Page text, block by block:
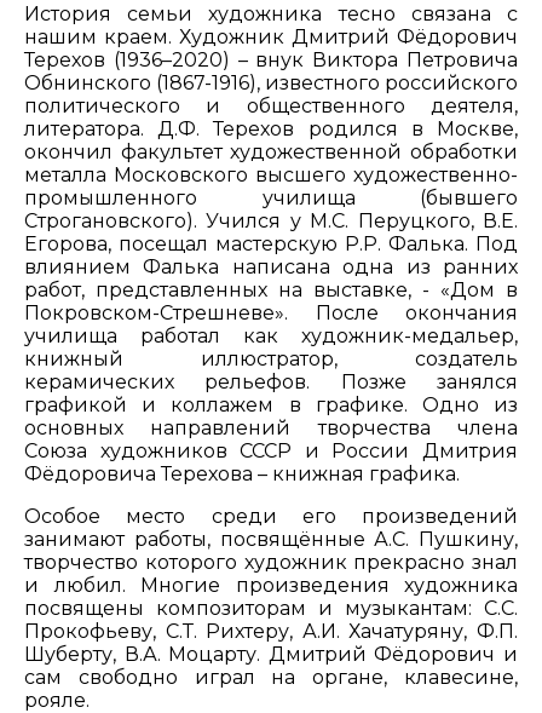
История семьи художника тесно связана с
нашим краем. Художник Дмитрий Фёдорович
Терехов (1936–2020) – внук Виктора Петровича
Обнинского (1867-1916), известного российского
политического и общественного деятеля,
литератора. Д.Ф. Терехов родился в Москве,
окончил факультет художественной обработки
металла Московского высшего художественно-
промышленного училища (бывшего
Строгановского). Учился у М.С. Перуцкого, В.Е.
Егорова, посещал мастерскую Р.Р. Фалька. Под
влиянием Фалька написана одна из ранних
работ, представленных на выставке, - «Дом в
Покровском-Стрешневе». После окончания
училища работал как художник-медальер,
книжный иллюстратор, создатель
керамических рельефов. Позже занялся
графикой и коллажем в графике. Одно из
основных направлений творчества члена
Союза художников СССР и России Дмитрия
Фёдоровича Терехова – книжная графика.
Особое место среди его произведений
занимают работы, посвящённые А.С. Пушкину,
творчество которого художник прекрасно знал
и любил. Многие произведения художника
посвящены композиторам и музыкантам: С.С.
Прокофьеву, С.Т. Рихтеру, А.И. Хачатуряну, Ф.П.
Шуберту, В.А. Моцарту. Дмитрий Фёдорович и
сам свободно играл на органе, клавесине,
рояле.